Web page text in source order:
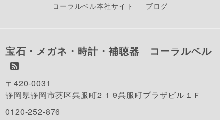
コーラルベル本社サイト
ブログ
宝石・メガネ・時計・補聴器 コーラルベル
〒420-0031
静岡県静岡市葵区呉服町2-1-9呉服町プラザビル１Ｆ
0120-252-876